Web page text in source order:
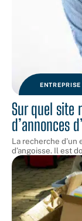
ENTREPRISE
Sur quel site
d’annonces
La recherche d'un
d’angoisse. Il est